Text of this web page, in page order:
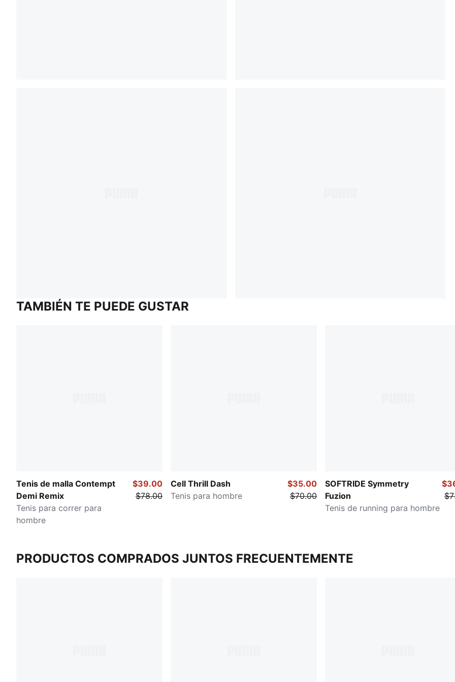
TAMBIÉN TE PUEDE GUSTAR
Tenis de malla Contempt
Demi Remix
Tenis para correr para
hombre
$39.00
$78.00
Cell Thrill Dash
Tenis para hombre
$35.00
$70.00
SOFTRIDE Symmetry
Fuzion
Tenis de running para hombre
PRODUCTOS COMPRADOS JUNTOS FRECUENTEMENTE